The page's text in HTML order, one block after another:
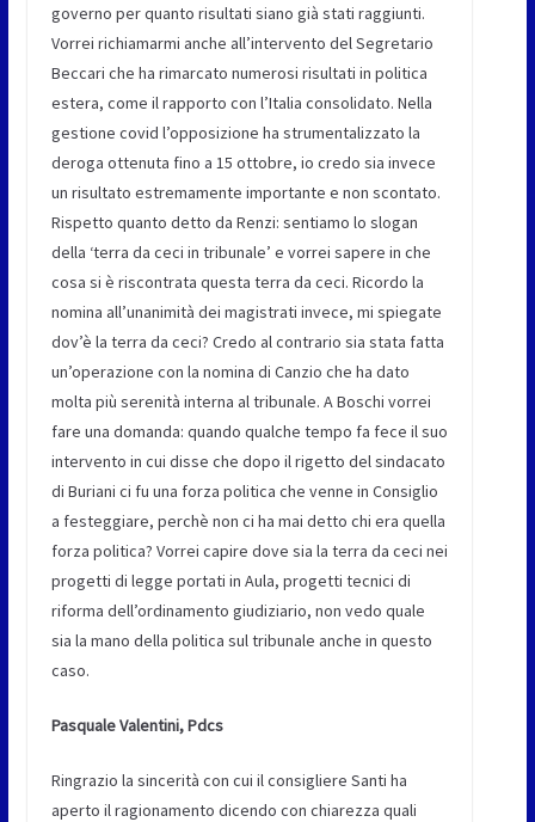
governo per quanto risultati siano già stati raggiunti.
Vorrei richiamarmi anche all’intervento del Segretario
Beccari che ha rimarcato numerosi risultati in politica
estera, come il rapporto con l’Italia consolidato. Nella
gestione covid l’opposizione ha strumentalizzato la
deroga ottenuta fino a 15 ottobre, io credo sia invece
un risultato estremamente importante e non scontato.
Rispetto quanto detto da Renzi: sentiamo lo slogan
della ‘terra da ceci in tribunale’ e vorrei sapere in che
cosa si è riscontrata questa terra da ceci. Ricordo la
nomina all’unanimità dei magistrati invece, mi spiegate
dov’è la terra da ceci? Credo al contrario sia stata fatta
un’operazione con la nomina di Canzio che ha dato
molta più serenità interna al tribunale. A Boschi vorrei
fare una domanda: quando qualche tempo fa fece il suo
intervento in cui disse che dopo il rigetto del sindacato
di Buriani ci fu una forza politica che venne in Consiglio
a festeggiare, perchè non ci ha mai detto chi era quella
forza politica? Vorrei capire dove sia la terra da ceci nei
progetti di legge portati in Aula, progetti tecnici di
riforma dell’ordinamento giudiziario, non vedo quale
sia la mano della politica sul tribunale anche in questo
caso.
Pasquale Valentini, Pdcs
Ringrazio la sincerità con cui il consigliere Santi ha
aperto il ragionamento dicendo con chiarezza quali